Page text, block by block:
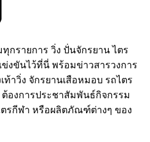
กรายการ วิ่ง ปั่นจักรยาน ไตร
งขันไว้ที่นี่ พร้อมข่าวสารวงการ
ท้าวิ่ง จักรยานเสือหมอบ รถไตร
องการประชาสัมพันธ์กิจกรรม
รกีฬา หรือผลิตภัณฑ์ต่างๆ ของ